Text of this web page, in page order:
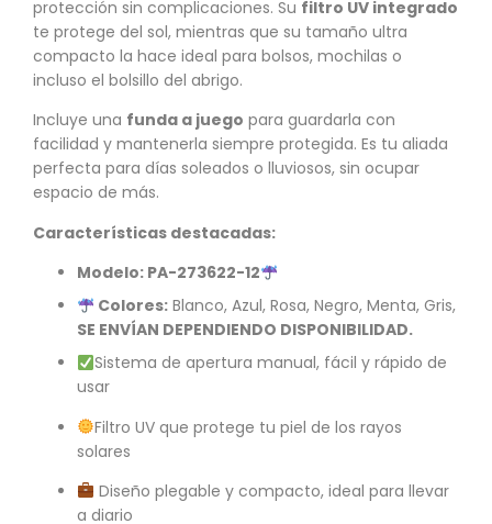
protección sin complicaciones. Su filtro UV integrado
te protege del sol, mientras que su tamaño ultra
compacto la hace ideal para bolsos, mochilas o
incluso el bolsillo del abrigo.
Incluye una funda a juego para guardarla con
facilidad y mantenerla siempre protegida. Es tu aliada
perfecta para días soleados o lluviosos, sin ocupar
espacio de más.
Características destacadas:
Modelo: PA-273622-12
Colores:Blanco, Azul, Rosa, Negro, Menta, Gris,
SE ENVÍAN DEPENDIENDO DISPONIBILIDAD.
Sistema de apertura manual, fácil y rápido de
usar
Filtro UV que protege tu piel de los rayos
solares
Diseño plegable y compacto, ideal para llevar
a diario